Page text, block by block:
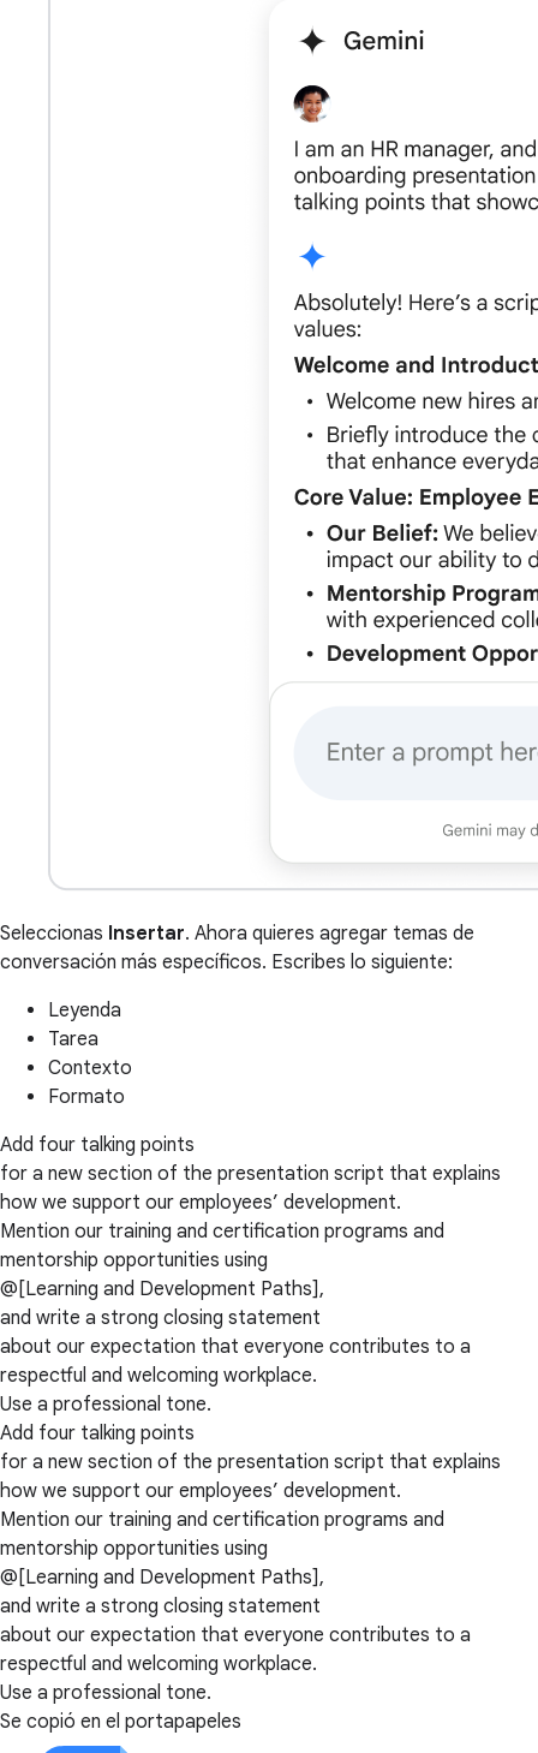
Seleccionas Insertar. Ahora quieres agregar temas de
conversación más específicos. Escribes lo siguiente:
Leyenda
Tarea
Contexto
Formato
Add four talking points
for a new section of the presentation script that explains
how we support our employees’ development.
Mention our training and certification programs and
mentorship opportunities using
@[Learning and Development Paths],
and write a strong closing statement
about our expectation that everyone contributes to a
respectful and welcoming workplace.
Use a professional tone.
Add four talking points
for a new section of the presentation script that explains
how we support our employees’ development.
Mention our training and certification programs and
mentorship opportunities using
@[Learning and Development Paths],
and write a strong closing statement
about our expectation that everyone contributes to a
respectful and welcoming workplace.
Use a professional tone.
Se copió en el portapapeles